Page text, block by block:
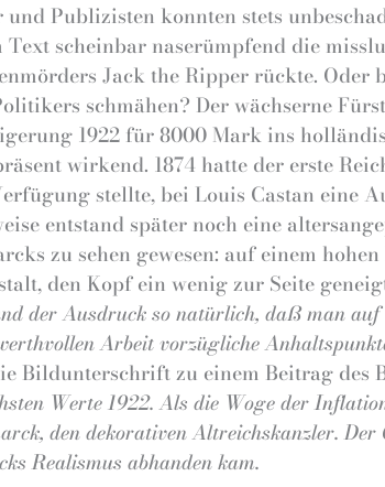
Publizisten konnten stets
Text scheinbar naserümpfend die
Jack the Ripper rückte.
schmähen? Der wächserne
1922 für 8000 Mark ins
wirkend. 1874 hatte der erste
stellte, bei Louis Castan eine
entstand später noch eine
zu sehen gewesen: auf einem
den Kopf ein wenig zur Seite
der Ausdruck so natürlich, daß man
Arbeit vorzügliche
Bildunterschrift zu einem Beitrag des
Werte 1922. Als die Woge der
den dekorativen Altreichskanzler.
Realismus abhanden kam.